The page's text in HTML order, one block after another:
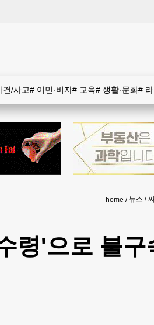
건/사고# 이민·비자# 교육# 생활·문화#
home 뉴스
령'으로 불